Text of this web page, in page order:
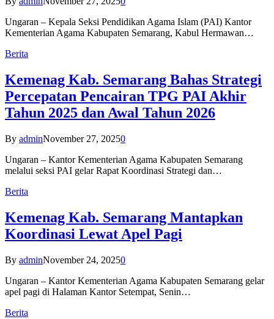
Ungaran – Kepala Seksi Pendidikan Agama Islam (PAI) Kantor
Kementerian Agama Kabupaten Semarang, Kabul Hermawan…
Berita
Kemenag Kab. Semarang Bahas Strategi
Percepatan Pencairan TPG PAI Akhir
Tahun 2025 dan Awal Tahun 2026
By adminNovember 27, 20250
Ungaran – Kantor Kementerian Agama Kabupaten Semarang
melalui seksi PAI gelar Rapat Koordinasi Strategi dan…
Berita
Kemenag Kab. Semarang Mantapkan
Koordinasi Lewat Apel Pagi
By adminNovember 24, 20250
Ungaran – Kantor Kementerian Agama Kabupaten Semarang gelar
apel pagi di Halaman Kantor Setempat, Senin…
Berita